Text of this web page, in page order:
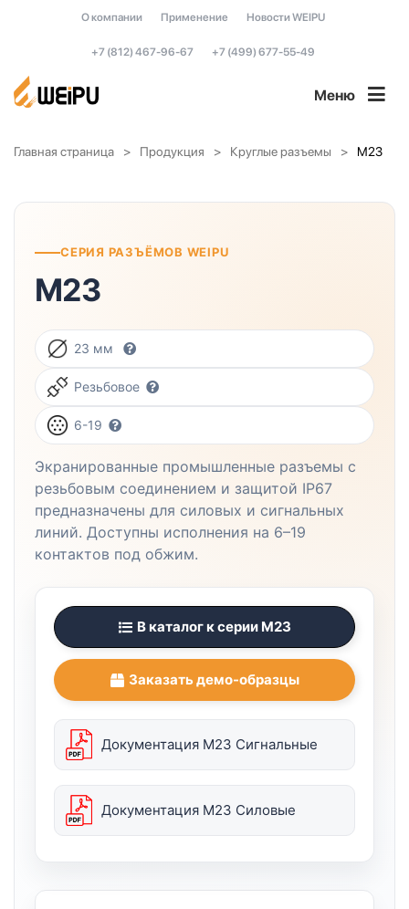
О компании Применение Новости WEIPU
+7 (812) 467-96-67 +7 (499) 677-55-49
Меню
Главная страница Продукция Круглые разъемы M23
СЕРИЯ РАЗЪЁМОВ WEIPU
M23
23 мм
Резьбовое
6-19
Экранированные промышленные разъемы с
резьбовым соединением и защитой IP67
предназначены для силовых и сигнальных
линий. Доступны исполнения на 6–19
контактов под обжим.
В каталог к серии M23
Заказать демо-образцы
Документация М23 Сигнальные
Документация М23 Силовые